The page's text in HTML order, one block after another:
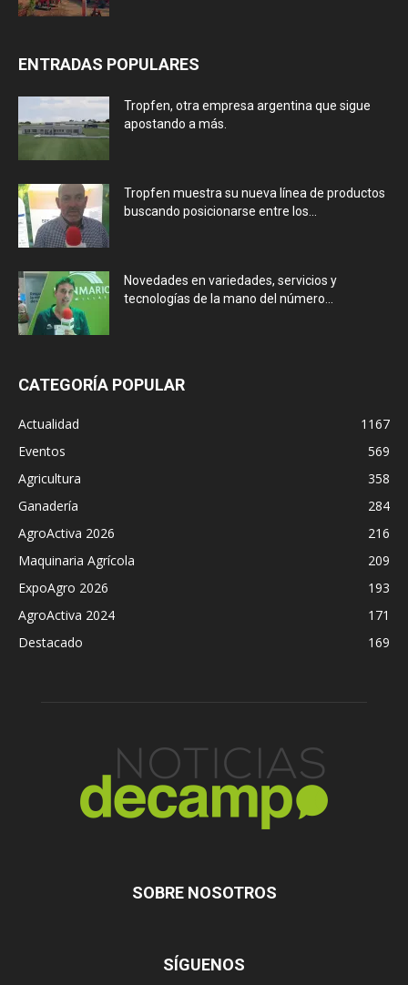
ENTRADAS POPULARES
Tropfen, otra empresa argentina que sigue
apostando a más.
Tropfen muestra su nueva línea de productos
buscando posicionarse entre los...
Novedades en variedades, servicios y
tecnologías de la mano del número...
CATEGORÍA POPULAR
Actualidad
1167
Eventos
569
Agricultura
358
Ganadería
284
AgroActiva 2026
216
Maquinaria Agrícola
209
ExpoAgro 2026
193
AgroActiva 2024
171
Destacado
169
SOBRE NOSOTROS
SÍGUENOS